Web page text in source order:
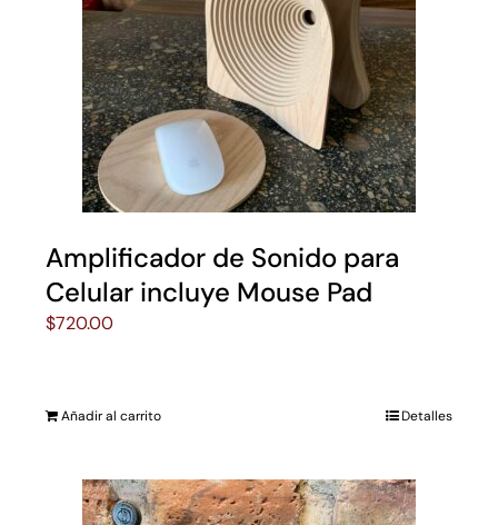
Amplificador de Sonido para
Celular incluye Mouse Pad
$720.00
Añadir al carrito Detalles